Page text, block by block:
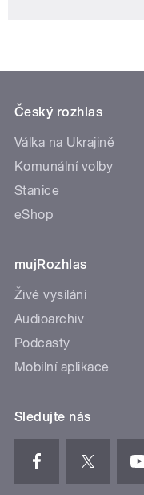
Český rozhlas
Válka na Ukrajině
Komunální volby
Stanice
eShop
mujRozhlas
Živé vysílání
Audioarchiv
Podcasty
Mobilní aplikace
Sledujte nás